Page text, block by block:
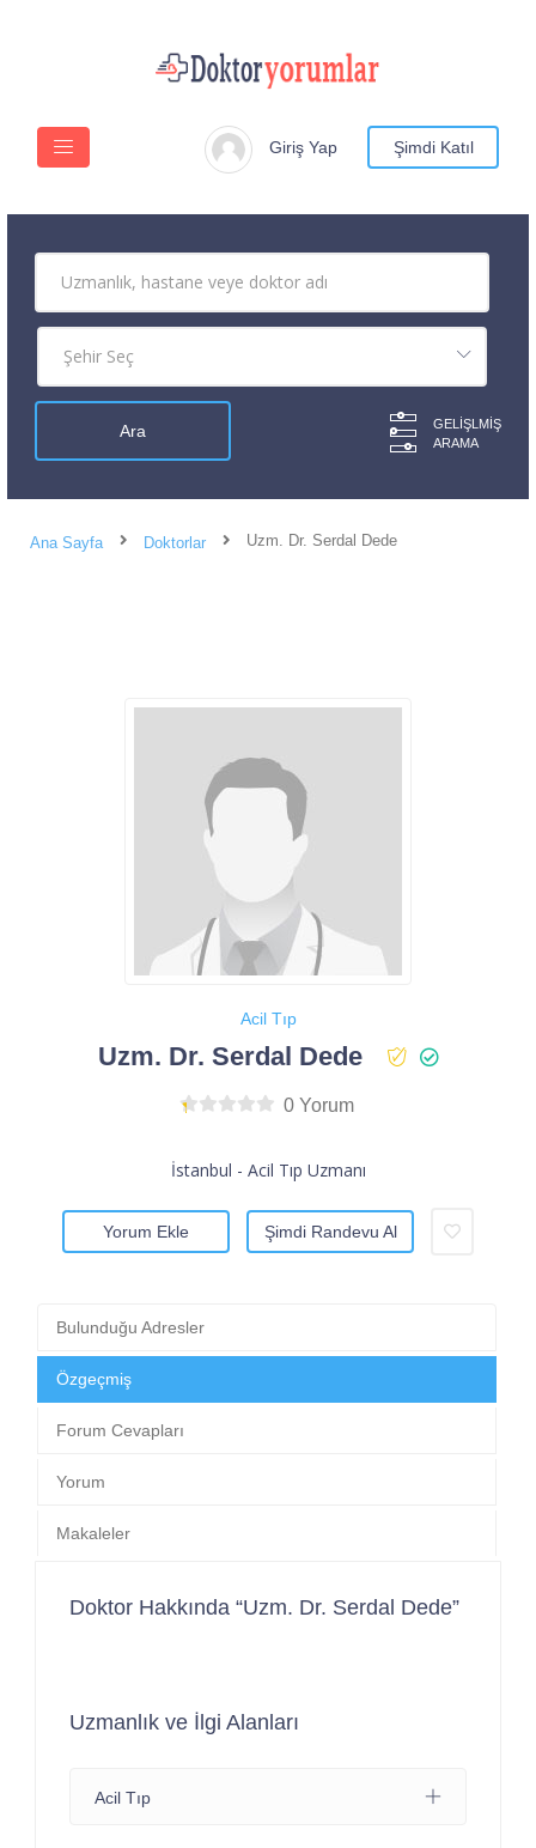
Giriş Yap Şimdi Katıl
GELIŞLMIŞ
ARAMA
Ana Sayfa Doktorlar Uzm. Dr. Serdal Dede
Acil Tıp
Uzm. Dr. Serdal Dede
0 Yorum
İstanbul - Acil Tıp Uzmanı
Yorum Ekle Şimdi Randevu Al
Bulunduğu Adresler
Özgeçmiş
Forum Cevapları
Yorum
Makaleler
Doktor Hakkında “Uzm. Dr. Serdal Dede”
Uzmanlık ve İlgi Alanları
Acil Tıp